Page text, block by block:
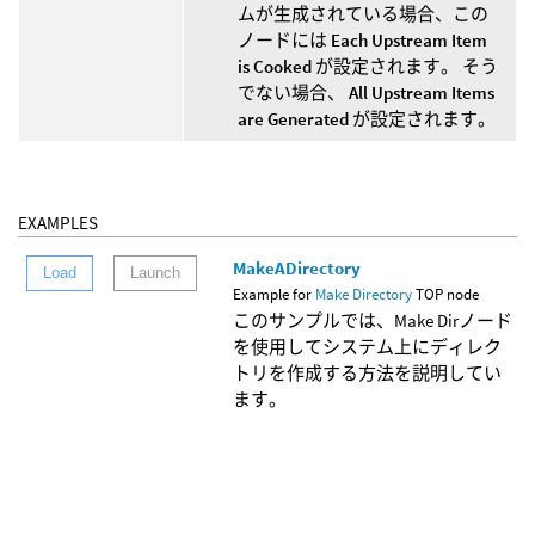
ムが生成されている場合、この
ノードには Each Upstream Item
is Cooked が設定されます。 そう
でない場合、 All Upstream Items
are Generated が設定されます。
EXAMPLES
Load Launch MakeADirectory
Example for Make DirectoryTOP node
このサンプルでは、Make Dirノード
を使用してシステム上にディレク
トリを作成する方法を説明してい
ます。